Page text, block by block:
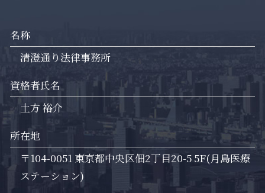
名称
清澄通り法律事務所
資格者氏名
土方 裕介
所在地
〒104-0051 東京都中央区佃2丁目20-5 5F(月島医療
ステーション)